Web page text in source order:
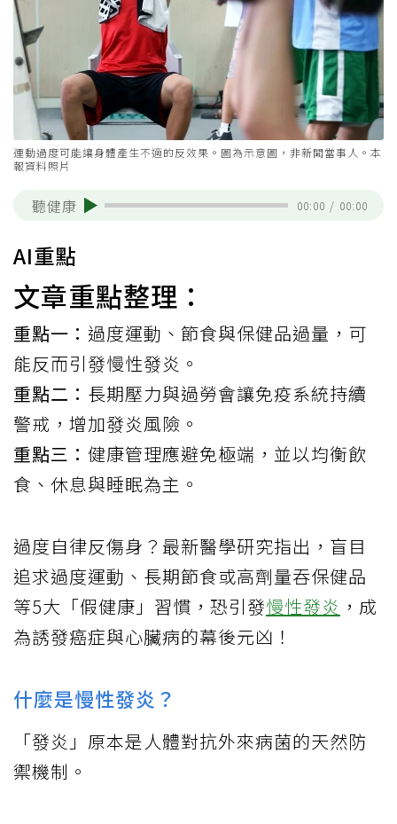
運動過度可能讓身體產生不適的反效果。圖為示意圖，非新聞當事人。本
報資料照片
聽健康 00:00 / 00:00
AI重點
文章重點整理：
重點一： 過度運動、節食與保健品過量，可
能反而引發慢性發炎。
重點二： 長期壓力與過勞會讓免疫系統持續
警戒，增加發炎風險。
重點三： 健康管理應避免極端，並以均衡飲
食、休息與睡眠為主。
過度自律反傷身？最新醫學研究指出，盲目
追求過度運動、長期節食或高劑量吞保健品
等5大「假健康」習慣，恐引發慢性發炎 ，成
為誘發癌症與心臟病的幕後元凶！
什麼是慢性發炎？
「發炎」原本是人體對抗外來病菌的天然防
禦機制。